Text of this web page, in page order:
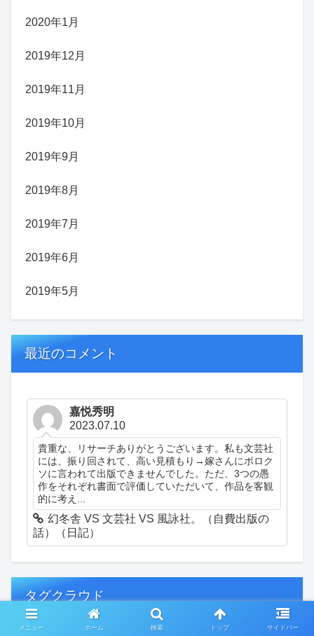
2020年1月
2019年12月
2019年11月
2019年10月
2019年9月
2019年8月
2019年7月
2019年6月
2019年5月
最近のコメント
嘉悦秀明
2023.07.10
貴重な、リサーチありがとうございます。私も文芸社
には、振り回されて、高い見積もり→嫁さんにボロク
ソに言われて出版できませんでした。ただ、3つの愚
作をそれぞれ書面で評価していただいて、作品を客観
的に考え...
幻冬舎 VS 文芸社 VS 風詠社。（自費出版の
話）（日記）
タグクラウド
メニュー ホーム 検索 トップ サイドバー